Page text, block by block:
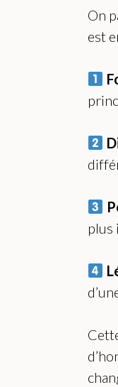
On
est
plus